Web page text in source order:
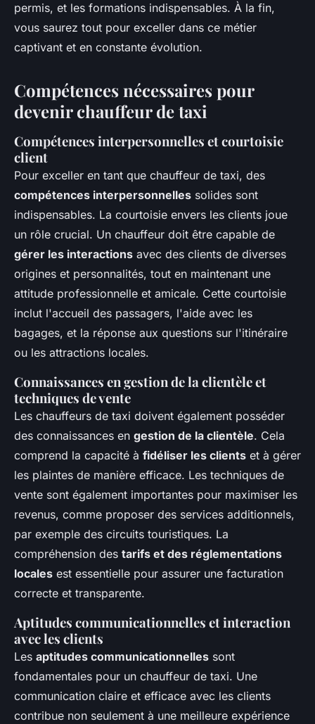
permis, et les formations indispensables. À la fin,
vous saurez tout pour exceller dans ce métier
captivant et en constante évolution.
Compétences nécessaires pour
devenir chauffeur de taxi
Compétences interpersonnelles et courtoisie
client
Pour exceller en tant que chauffeur de taxi, des
compétences interpersonnelles solides sont
indispensables. La courtoisie envers les clients joue
un rôle crucial. Un chauffeur doit être capable de
gérer les interactions avec des clients de diverses
origines et personnalités, tout en maintenant une
attitude professionnelle et amicale. Cette courtoisie
inclut l'accueil des passagers, l'aide avec les
bagages, et la réponse aux questions sur l'itinéraire
ou les attractions locales.
Connaissances en gestion de la clientèle et
techniques de vente
Les chauffeurs de taxi doivent également posséder
des connaissances en gestion de la clientèle. Cela
comprend la capacité à fidéliser les clients et à gérer
les plaintes de manière efficace. Les techniques de
vente sont également importantes pour maximiser les
revenus, comme proposer des services additionnels,
par exemple des circuits touristiques. La
compréhension des tarifs et des réglementations
locales est essentielle pour assurer une facturation
correcte et transparente.
Aptitudes communicationnelles et interaction
avec les clients
Les aptitudes communicationnelles sont
fondamentales pour un chauffeur de taxi. Une
communication claire et efficace avec les clients
contribue non seulement à une meilleure expérience